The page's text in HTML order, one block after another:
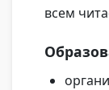
всем